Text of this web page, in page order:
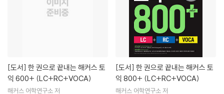
[도서]
익 600+ (LC+RC+VOCA)
해커스 어학연구소 저
[도서]
익 800+ (LC+RC+VOCA)
해커스 어학연구소 저